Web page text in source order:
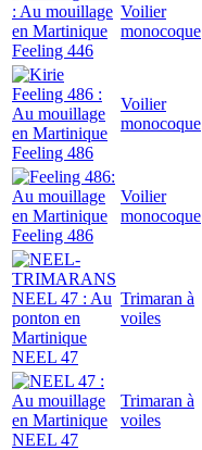
Feeling 446
Voilier
monocoque
Feeling 486
Voilier
monocoque
Feeling 486
Voilier
monocoque
NEEL 47
Trimaran à
voiles
NEEL 47
Trimaran à
voiles